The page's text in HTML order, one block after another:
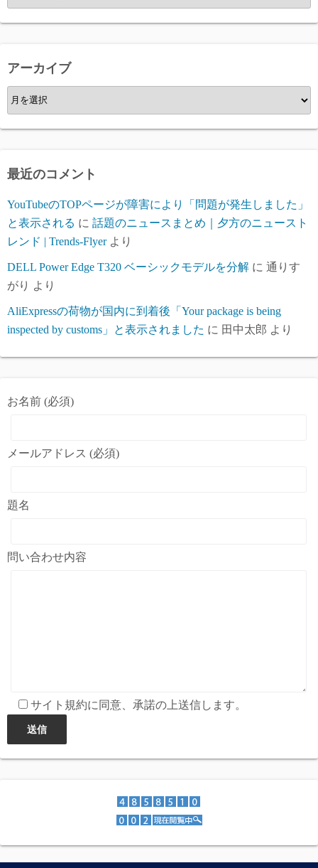
テ
ゴ
ー
アーカイブ
ア
ー
カ
ブ
最近のコメント
YouTubeのTOPページが障害により「問題が発生しました」
と表示される に 話題のニュースまとめ｜夕方のニュースト
レンド | Trends-Flyerより
DELL Power Edge T320 ベーシックモデルを分解 に 通りす
がり より
AliExpressの荷物が国内に到着後「Your package is being
inspected by customs」と表示されました に 田中太郎 より
お名前 (必須)
メールアドレス (必須)
題名
問い合わせ内容
サイト規約に同意、承諾の上送信します。